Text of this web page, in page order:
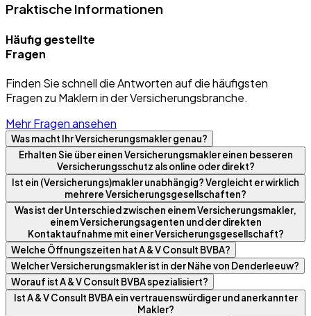
Praktische Informationen
Häufig gestellte
Fragen
Finden Sie schnell die Antworten auf die häufigsten
Fragen zu Maklern in der Versicherungsbranche.
Mehr Fragen ansehen
Was macht Ihr Versicherungsmakler genau?
Erhalten Sie über einen Versicherungsmakler einen besseren
Versicherungsschutz als online oder direkt?
Ist ein (Versicherungs)makler unabhängig? Vergleicht er wirklich
mehrere Versicherungsgesellschaften?
Was ist der Unterschied zwischen einem Versicherungsmakler,
einem Versicherungsagenten und der direkten
Kontaktaufnahme mit einer Versicherungsgesellschaft?
Welche Öffnungszeiten hat A & V Consult BVBA?
Welcher Versicherungsmakler ist in der Nähe von Denderleeuw?
Worauf ist A & V Consult BVBA spezialisiert?
Ist A & V Consult BVBA ein vertrauenswürdiger und anerkannter
Makler?